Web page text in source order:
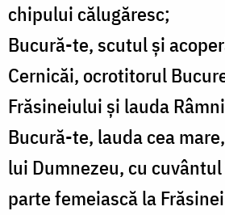
chipului călugăresc;
Bucură-te, scutul și
Cernicăi, ocrotitorul
Frăsineiului și lauda
Bucură-te, lauda cea
lui Dumnezeu, cu
parte femeiască la